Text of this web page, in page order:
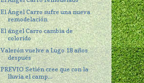
El Ángel Carro sufre una nueva
remodelación
El ángel Carro cambia de
colorido
Valerón vuelve a Lugo 18 años
después
PREVIO Setién cree que con la
lluvia el camp...